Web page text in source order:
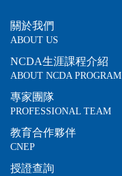
關於我們
ABOUT US
NCDA生涯課程介紹
ABOUT NCDA PROGRAM
專家團隊
PROFESSIONAL TEAM
教育合作夥伴
CNEP
授證查詢